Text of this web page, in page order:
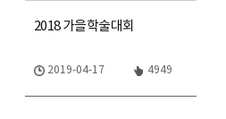
2018 가을학술대회
2019-04-17 4949